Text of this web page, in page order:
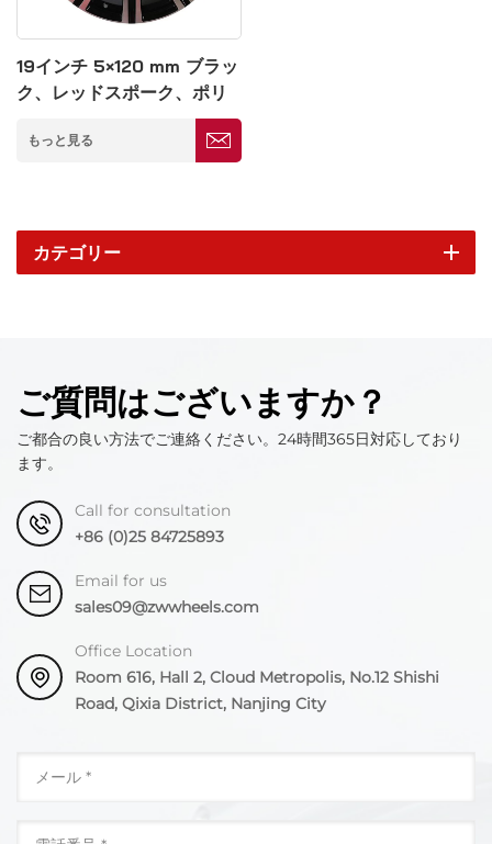
19インチ 5×120 mm ブラッ
ク、レッドスポーク、ポリ
ッシュ仕上げアルミホイー
ルもっと見る
カテゴリー
ご質問はございますか？
ご都合の良い方法でご連絡ください。24時間365日対応しており
ます。
Call for consultation
+86 (0)25 84725893
Email for us
sales09@zwwheels.com
Office Location
Room 616, Hall 2, Cloud Metropolis, No.12 Shishi
Road, Qixia District, Nanjing City